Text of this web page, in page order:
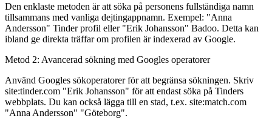
Den enklaste metoden är att söka på personens fullständiga namn
tillsammans med vanliga dejtingappnamn. Exempel: "Anna
Andersson" Tinder profil eller "Erik Johansson" Badoo. Detta kan
ibland ge direkta träffar om profilen är indexerad av Google.
Metod 2: Avancerad sökning med Googles operatorer
Använd Googles sökoperatorer för att begränsa sökningen. Skriv
site:tinder.com "Erik Johansson" för att endast söka på Tinders
webbplats. Du kan också lägga till en stad, t.ex. site:match.com
"Anna Andersson" "Göteborg".